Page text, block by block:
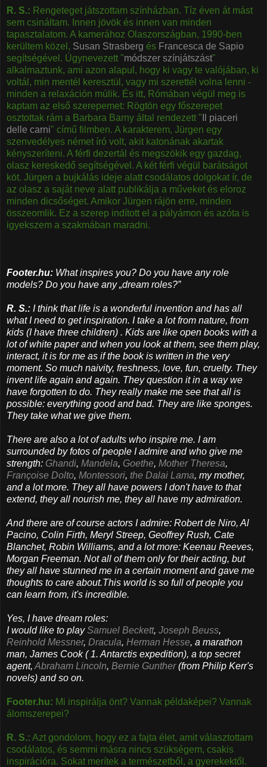
R. S.: Rengeteget játszottam színházban. Tíz éven át mást
sem csináltam. Innen jövök és innen van minden
tapasztalatom. A kamerához Olaszországban, 1990-ben
kerültem közel, Susan Strasberg és Francesca de Sapio
segítségével. Úgynevezett "módszer színjátszást"
alkalmaztunk, ami azon alapul, hogy ki vagy te valójában, ki
voltál, min mentél keresztül, vagy mi szerettél volna lenni -
minden a relaxáción múlik. És itt, Rómában végül meg is
kaptam az első szerepemet: Rögtön egy főszerepet
osztottak rám a Barbara Barny által rendezett " Il piaceri
delle carni" című filmben. A karakterem, Jürgen egy
szenvedélyes német író volt, akit katonának akartak
kényszeríteni. A férfi dezertál és megszökik egy gazdag,
olasz kereskedő segítségével. A két férfi végül barátságot
köt. Jürgen a bujkálás ideje alatt csodálatos dolgokat ír, de
az olasz a saját neve alatt publikálja a műveket és eloroz
minden dicsőséget. Amikor Jürgen rájön erre, minden
összeomlik. Ez a szerep indított el a pályámon és azóta is
igyekszem a szakmában maradni.
Footer.hu: What inspires you? Do you have any role
models? Do you have any „dream roles?”
​R. S.: I think that life is a wonderful invention and has all
what I need to get inspiration. I take a lot from nature, from
kids (I have three children) . Kids are like open books with a
lot of white paper and when you look at them, see them play,
interact, it is for me as if the book is written in the very
moment. So much naivity, freshness, love, fun, cruelty​. They
invent life again and again. They question it in a way we
have forgotten to do. They really make me see that all is
possible: everything good and bad. They are like sponges.
They take what we give them.
There are also a lot of adults who inspire me. I am
surrounded by fotos of people I admire and who give me
strength: Ghandi, Mandela, Goethe, Mother Theresa,
Françoise Dolto, Montessori, the Dalai Lama, my mother,
and a lot more. They all have powers I don't have to that
extend, they all nourish me, they all have my admiration.
And there are of course actors I admire: Robert de Niro, Al
Pacino, Colin Firth, Meryl Streep, Geoffrey Rush, Cate
Blanchet, Robin Williams, and a lot more: Keenau Reeves,
Morgan Freeman. Not all of them only for their acting, but
they all have stunned me in a certain moment and gave me
thoughts to care about.This world is so full of people you
can learn from, it's incredible.
Yes, I have dream roles:
I would like to playSamuel Beckett, Joseph Beuss,
Reinhold Messner, Dracula, Herman Hesse, a marathon
man, James Cook ( 1. Antarctis expedition), a top secret
agent, Abraham Lincoln, Bernie Gunther(from Philip Kerr's
novels) and so on.
Footer.hu: Mi inspirálja önt? Vannak példaképei? Vannak
álomszerepei?
R. S.: Azt gondolom, hogy ez a fajta élet, amit választottam
csodálatos, és semmi másra nincs szükségem, csakis
inspirációra. Sokat merítek a természetből, a gyerekektől.